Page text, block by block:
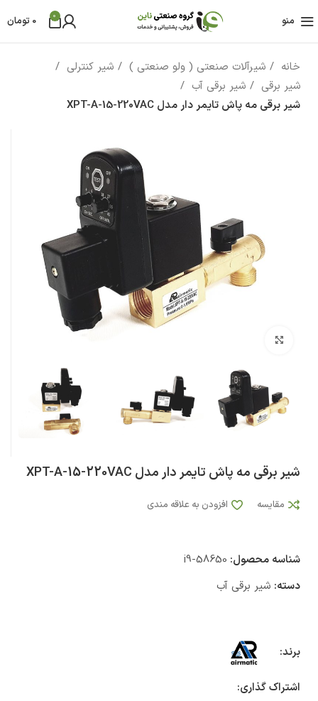
منو 0
0 تومان
خانه شیرآلات صنعتی ( ولو صنعتی )
شیر کنترلی
شیر برقی
شیر برقی آب
شیر برقی مه پاش تایمر دار مدل XPT-A-15-220VAC
شیر برقی مه پاش تایمر دار مدل XPT-A-15-220VAC
مقایسه افزودن به علاقه مندی
شناسه محصول: i9-58650
دسته: شیر برقی آب
برند:
اشتراک گذاری: